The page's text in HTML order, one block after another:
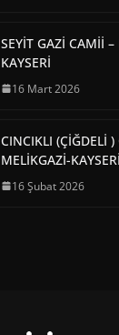
SEYİT GAZİ CAMİİ
KAYSERİ
16 Mart 2026
CINCIKLI (ÇİĞDELİ
MELİKGAZİ-KAYSERİ
16 Şubat 2026